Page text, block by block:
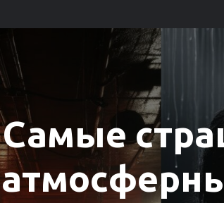
Самые